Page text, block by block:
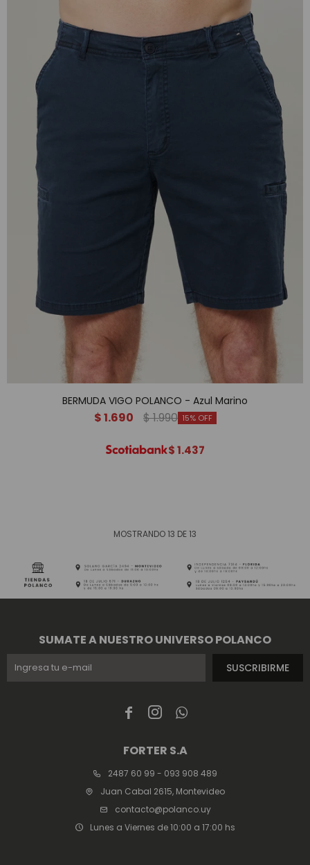
BERMUDA VIGO POLANCO - Azul Marino
$1.690 $1.990 15
$1.437
MOSTRANDO13 DE13
  
FORTER S.A
2487 60 99 - 093 908 489
Juan Cabal 2615, Montevideo
contacto@polanco.uy
Lunes a Viernes de 10:00 a 17:00 hs
SUMATE A NUESTRO UNIVERSO POLANCO
SUSCRIBIRME